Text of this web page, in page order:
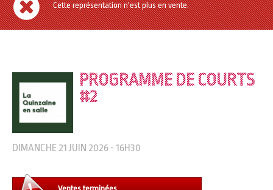
RETOUR AU SITE
Cette représentation n'est plus en vente.
PROGRAMME DE COURTS
#2
DIMANCHE 21 JUIN 2026 - 16H30